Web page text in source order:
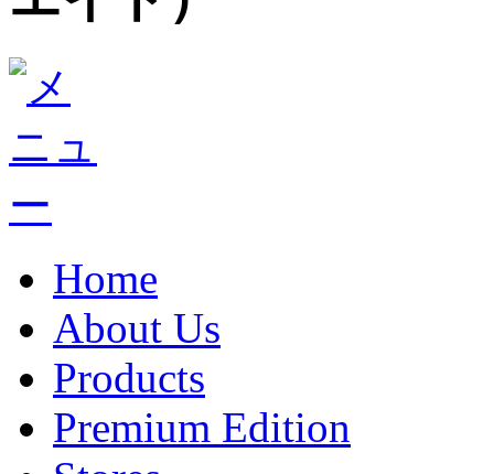
Home
About Us
Products
Premium Edition